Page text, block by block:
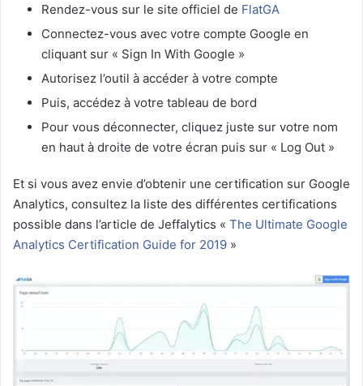
Rendez-vous sur le site officiel de FlatGA
Connectez-vous avec votre compte Google en
cliquant sur « Sign In With Google »
Autorisez l’outil à accéder à votre compte
Puis, accédez à votre tableau de bord
Pour vous déconnecter, cliquez juste sur votre nom
en haut à droite de votre écran puis sur « Log Out »
Et si vous avez envie d’obtenir une certification sur Google
Analytics, consultez la liste des différentes certifications
possible dans l’article de Jeffalytics « The Ultimate Google
Analytics Certification Guide for 2019 »